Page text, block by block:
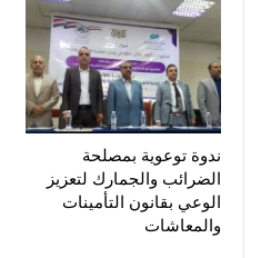
ندوة توعوية بمصلحة
الضرائب والجمارك لتعزيز
الوعي بقانون التأمينات
والمعاشات